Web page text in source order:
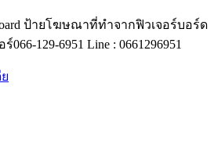
ป้ายโฆษณาที่ทำจากฟิวเจอร์บอร์ด
129-6951 Line : 0661296951